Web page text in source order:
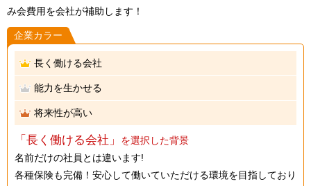
み会費用を会社が補助します！
企業カラー
長く働ける会社
能力を生かせる
将来性が高い
「長く働ける会社」
を選択した背景
名前だけの社員とは違います!
各種保険も完備！安心して働いていただける環境を目指しており